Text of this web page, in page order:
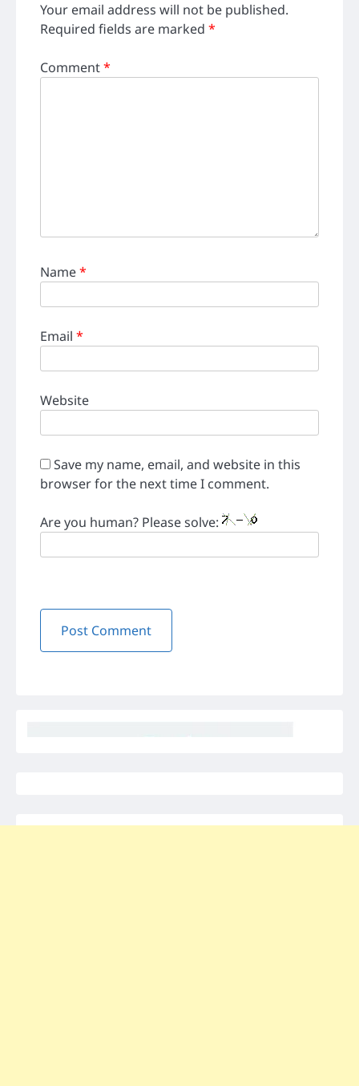
Your email address will not be published.
Required fields are marked *
Comment*
Name*
Email *
Website
Save my name, email, and website in this
browser for the next time I comment.
Are you human? Please solve: